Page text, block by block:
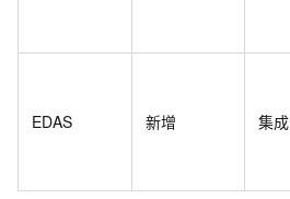
EDAS 新增 集成